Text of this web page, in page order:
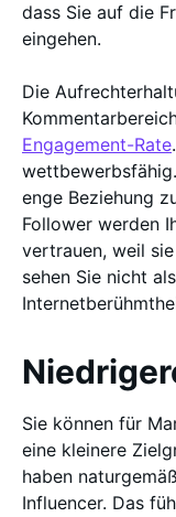
dass Sie auf die
eingehen.
Die
Engagement-Rate
enge Beziehung
Follower werden
vertrauen, weil
sehen Sie nicht
Sie können für
eine kleinere
haben
Influencer. Das